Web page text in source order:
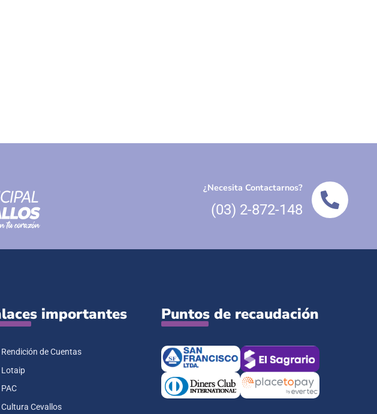
¿Necesita Contactarnos?
(03) 2-872-148
importantes
Rendición de Cuentas
Lotaip
PAC
Cultura Cevallos
Puntos de recaudación